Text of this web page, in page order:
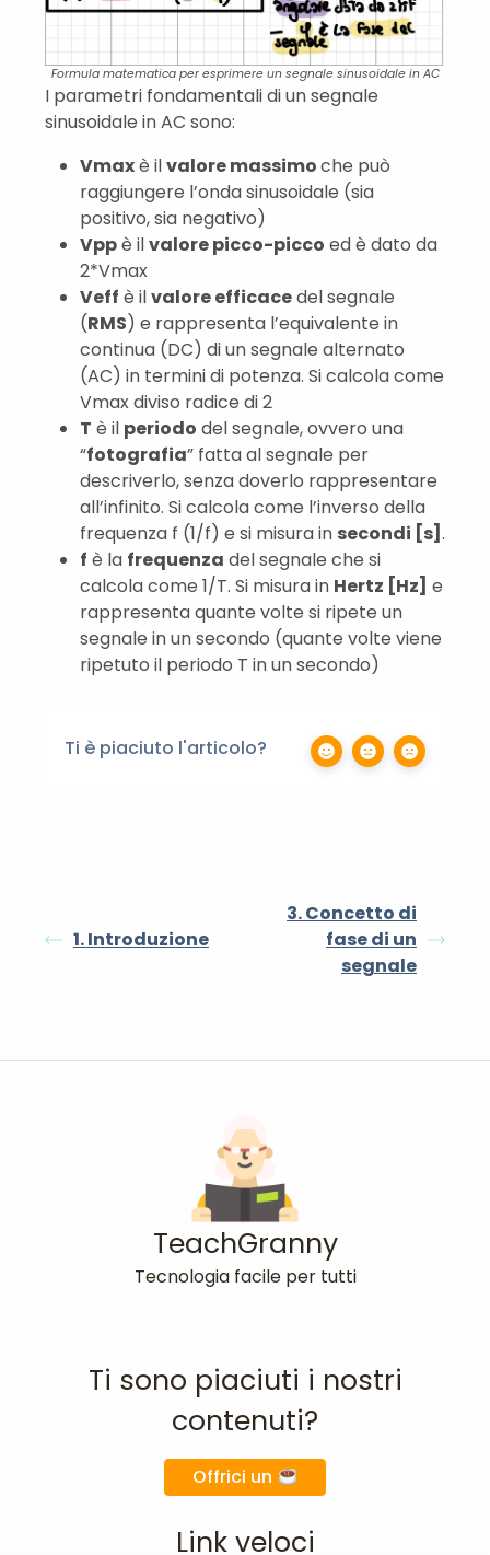
Formula matematica per esprimere un segnale sinusoidale in AC
I parametri fondamentali di un segnale
sinusoidale in AC sono:
Vmaxè ilvalore massimoche può
raggiungere l’onda sinusoidale (sia
positivo, sia negativo)
Vppè ilvalore picco-picco ed è dato da
2*Vmax
Veff è ilvalore efficacedel segnale
(RMS) e rappresenta l’equivalente in
continua (DC) di un segnale alternato
(AC) in termini di potenza. Si calcola come
Vmax diviso radice di 2
T è il periodo del segnale, ovvero una
“fotografia” fatta al segnale per
descriverlo, senza doverlo rappresentare
all’infinito. Si calcola come l’inverso della
frequenza f (1/f) e si misura in secondi [s] .
f è la frequenza del segnale che si
calcola come 1/T. Si misura in Hertz [Hz] e
rappresenta quante volte si ripete un
segnale in un secondo (quante volte viene
ripetuto il periodo T in un secondo)
Ti è piaciuto l'articolo?
1. Introduzione
3. Concetto di
fase di un
segnale
TeachGranny
Tecnologia facile per tutti
Link veloci
Ti sono piaciuti i nostri
contenuti?
Offrici un